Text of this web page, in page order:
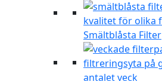
Smältblåsta Filter